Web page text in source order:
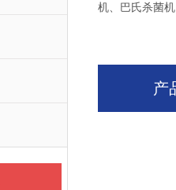
机、巴氏杀菌
产